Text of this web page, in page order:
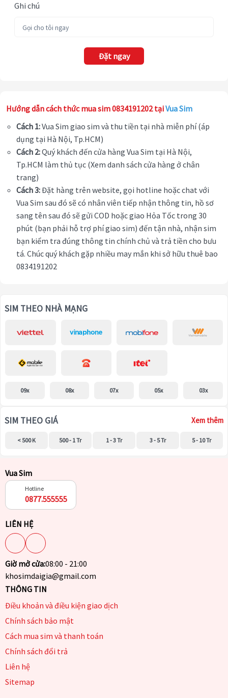
Ghi chú
Đặt ngay
Hướng dẫn cách thức mua sim 0834191202 tạiVua Sim
Cách 1:Vua Sim giao sim và thu tiền tại nhà miễn phí (áp
dụng tại Hà Nội, Tp.HCM)
Cách 2:Quý khách đến cửa hàng Vua Sim tại Hà Nội,
Tp.HCM làm thủ tục (Xem danh sách cửa hàng ở chân
trang)
Cách 3:Đặt hàng trên website, gọi hotline hoặc chat với
Vua Sim sau đó sẽ có nhân viên tiếp nhận thông tin, hồ sơ
sang tên sau đó sẽ gửi COD hoặc giao Hỏa Tốc trong 30
phút (bạn phải hỗ trợ phí giao sim) đến tận nhà, nhận sim
bạn kiểm tra đúng thông tin chính chủ và trả tiền cho bưu
tá. Chúc quý khách gặp nhiều may mắn khi sở hữu thuê bao
0834191202
SIM THEO NHÀ MẠNG
09x 08x 07x 05x 03x
SIM THEO GIÁ Xem thêm
< 500 K 500 - 1 Tr 1 - 3 Tr 3 - 5 Tr 5 - 10 Tr
Vua Sim
Hotline
0877.555555
LIÊN HỆ
Giờ mở cửa:08:00 - 21:00
khosimdaigia@gmail.com
THÔNG TIN
Điều khoản và điều kiện giao dịch
Chính sách bảo mật
Cách mua sim và thanh toán
Chính sách đổi trả
Liên hệ
Sitemap